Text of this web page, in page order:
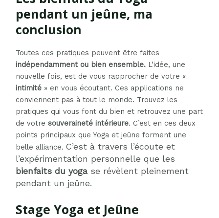
pendant un jeûne, ma
conclusion
Toutes ces pratiques peuvent être faites
indépendamment ou bien ensemble. L’idée, une
nouvelle fois, est de vous rapprocher de votre «
intimité » en vous écoutant. Ces applications ne
conviennent pas à tout le monde. Trouvez les
pratiques qui vous font du bien et retrouvez une part
de votresouveraineté intérieure. C’est en ces deux
points principaux que Yoga et jeûne forment une
belle alliance.C’est à travers l’écoute et
l’expérimentation personnelle que les
bienfaits du yoga se révèlent pleinement
pendant un jeûne.
Stage Yoga et Jeûne